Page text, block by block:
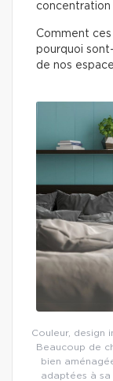
Comment
pourquoi
de nos
Couleur, design
Beaucoup de
bien
adaptées à